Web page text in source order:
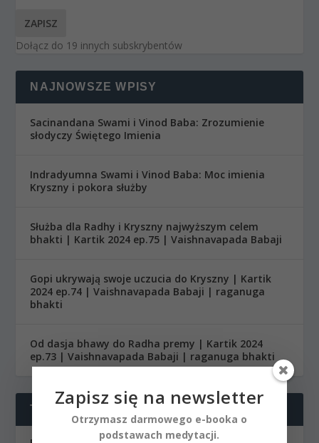
ZAPISZ
Dołącz do 19 innych subskrybentów
NAJNOWSZE WPISY
Sacinandana Swami i Vinod Baba: Zrozumienie
słodyczy Świętego Imienia
Indradyumna Swami i Vinod Baba: Moc imienia
Kryszny i pokora służby
Służba dla Radhy i Kryszny najwyższym celem
bhakti | Kartik 2024 ep.75 | Vaishnavapada Babaji
Gopi ukrywają swoje uczucia do Kryszny | Kartik
2024 ep.74 | Vaishnavapada Babaji | raganuga
bhakti
Od dasja bhawy do Radha premy | Kartik 2024
ep.73 | Vaishnavapada Babaji | raganuga bhakti
TEMATY
Zapisz się na newsletter
Otrzymasz darmowego e-booka o
podstawach medytacji.